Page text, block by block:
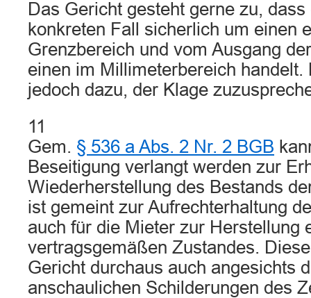
Das Gericht gesteht gerne zu,
konkreten Fall sicherlich um einen
Grenzbereich und vom Ausgang
einen im Millimeterbereich handelt.
jedoch dazu, der Klage
11
Gem. § 536 a Abs. 2 Nr. 2 BGB
Beseitigung verlangt werden zur
Wiederherstellung des Bestands
ist gemeint zur Aufrechterhaltung
auch für die Mieter zur Herstellung
vertragsgemäßen Zustandes.
Gericht durchaus auch angesichts
anschaulichen Schilderungen des